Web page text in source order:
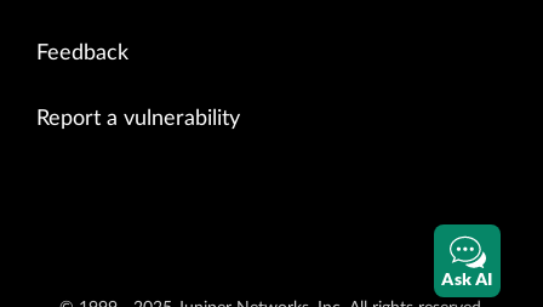
Feedback
Report a vulnerability
Ask AI